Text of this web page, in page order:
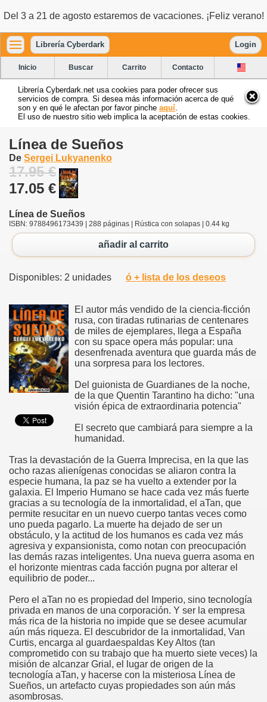
Del 3 a 21 de agosto estaremos de vacaciones. ¡Feliz verano!
Librería Cyberdark Login
Inicio Buscar Carrito Contacto
Librería Cyberdark.net usa cookies para poder ofrecer sus
servicios de compra. Si desea más información acerca de qué
son y en qué le afectan por favor pinche aquí
El uso de nuestro sitio web implica la aceptación de estas cookies.
Línea de Sueños
De Sergei Lukyanenko
17.95 €
17.05 €
Línea de Sueños
ISBN: 9788496173439 | 288 páginas | Rústica con solapas | 0.44 kg
añadir al carrito
Disponibles: 2 unidades ó + lista de los deseos
El autor más vendido de la ciencia-ficción
rusa, con tiradas rutinarias de centenares
de miles de ejemplares, llega a España
con su space opera más popular: una
desenfrenada aventura que guarda más de
una sorpresa para los lectores.
Del guionista de Guardianes de la noche,
de la que Quentin Tarantino ha dicho: "una
visión épica de extraordinaria potencia"
El secreto que cambiará para siempre a la
humanidad.
Tras la devastación de la Guerra Imprecisa, en la que las
ocho razas alienígenas conocidas se aliaron contra la
especie humana, la paz se ha vuelto a extender por la
galaxia. El Imperio Humano se hace cada vez más fuerte
gracias a su tecnología de la inmortalidad, el aTan, que
permite resucitar en un nuevo cuerpo tantas veces como
uno pueda pagarlo. La muerte ha dejado de ser un
obstáculo, y la actitud de los humanos es cada vez más
agresiva y expansionista, como notan con preocupación
las demás razas inteligentes. Una nueva guerra asoma en
el horizonte mientras cada facción pugna por alterar el
equilibrio de poder...
Pero el aTan no es propiedad del Imperio, sino tecnología
privada en manos de una corporación. Y ser la empresa
más rica de la historia no impide que se desee acumular
aún más riqueza. El descubridor de la inmortalidad, Van
Curtis, encarga al guardaespaldas Key Altos (tan
comprometido con su trabajo que ha muerto siete veces) la
misión de alcanzar Grial, el lugar de origen de la
tecnología aTan, y hacerse con la misteriosa Línea de
Sueños, un artefacto cuyas propiedades son aún más
asombrosas.